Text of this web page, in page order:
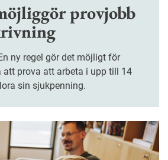
provjobb
att prova att arbeta i upp till 14
sin sjukpenning.